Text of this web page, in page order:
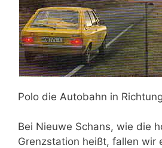
Polo die Autobahn in
Bei Nieuwe Schans, wie die
Grenzstation heißt, fallen wir